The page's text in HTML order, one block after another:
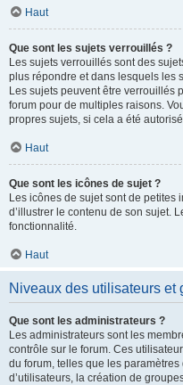
Haut
Que sont les sujets verrouillés ?
Les sujets verrouillés sont des
plus répondre et dans lesquels les
Les sujets peuvent être verrouillés
forum pour de multiples raisons.
propres sujets, si cela a été
Haut
Que sont les icônes de sujet ?
Les icônes de sujet sont de petites
d’illustrer le contenu de son sujet.
fonctionnalité.
Haut
Niveaux des utilisateurs et
Que sont les administrateurs ?
Les administrateurs sont les
contrôle sur le forum. Ces
du forum, telles que les
d’utilisateurs, la création de